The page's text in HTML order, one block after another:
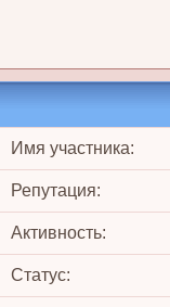
Имя участника:
Репутация:
Активность:
Статус: